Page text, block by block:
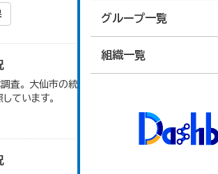
グループ一覧
組織一覧
査。 大仙市の統計「14-3 小学校の状況」
ています。